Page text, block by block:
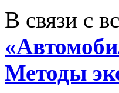
В связи с
Методы